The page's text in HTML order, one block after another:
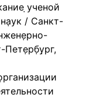
⁪̣ученой
/ Санкт-
Пете⁪̣рб⁪̣у⁪̣рг,